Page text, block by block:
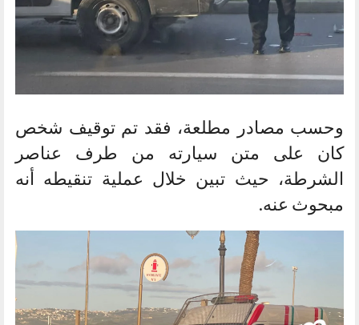
وحسب مصادر مطلعة، فقد تم توقيف شخص
كان على متن سيارته من طرف عناصر
الشرطة، حيث تبين خلال عملية تنقيطه أنه
مبحوث عنه.